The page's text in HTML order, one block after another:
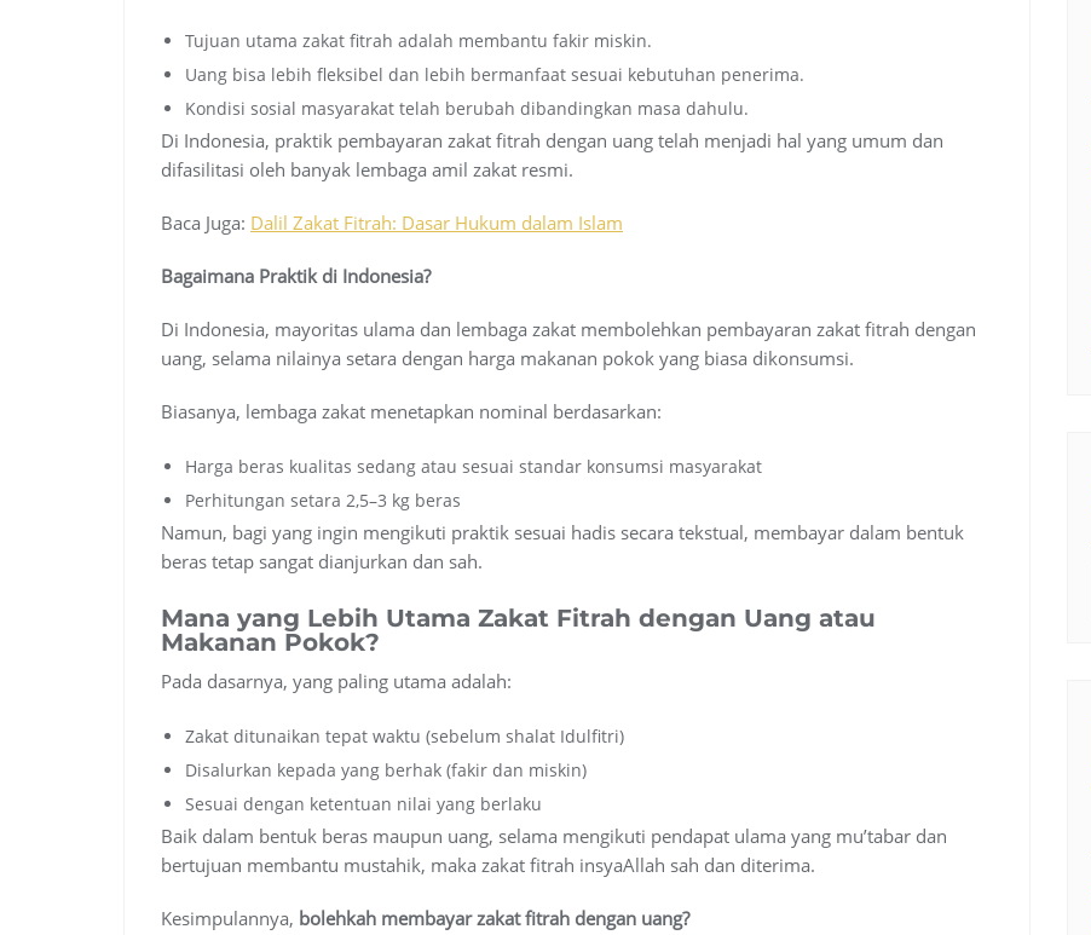
Tujuan utama zakat fitrah adalah membantu fakir miskin.
Uang bisa lebih fleksibel dan lebih bermanfaat sesuai kebutuhan penerima.
Kondisi sosial masyarakat telah berubah dibandingkan masa dahulu.
Di Indonesia, praktik pembayaran zakat fitrah dengan uang telah menjadi hal yang umum dan
difasilitasi oleh banyak lembaga amil zakat resmi.
Baca Juga: Dalil Zakat Fitrah: Dasar Hukum dalam Islam
Bagaimana Praktik di Indonesia?
Di Indonesia, mayoritas ulama dan lembaga zakat membolehkan pembayaran zakat fitrah dengan
uang, selama nilainya setara dengan harga makanan pokok yang biasa dikonsumsi.
Biasanya, lembaga zakat menetapkan nominal berdasarkan:
Harga beras kualitas sedang atau sesuai standar konsumsi masyarakat
Perhitungan setara 2,5–3 kg beras
Namun, bagi yang ingin mengikuti praktik sesuai hadis secara tekstual, membayar dalam bentuk
beras tetap sangat dianjurkan dan sah.
Mana yang Lebih Utama Zakat Fitrah dengan Uang atau
Makanan Pokok?
Pada dasarnya, yang paling utama adalah:
Zakat ditunaikan tepat waktu (sebelum shalat Idulfitri)
Disalurkan kepada yang berhak (fakir dan miskin)
Sesuai dengan ketentuan nilai yang berlaku
Baik dalam bentuk beras maupun uang, selama mengikuti pendapat ulama yang mu’tabar dan
bertujuan membantu mustahik, maka zakat fitrah insyaAllah sah dan diterima.
Kesimpulannya, bolehkah membayar zakat fitrah dengan uang?